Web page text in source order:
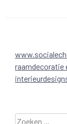
raamdecoratie
Zoeken